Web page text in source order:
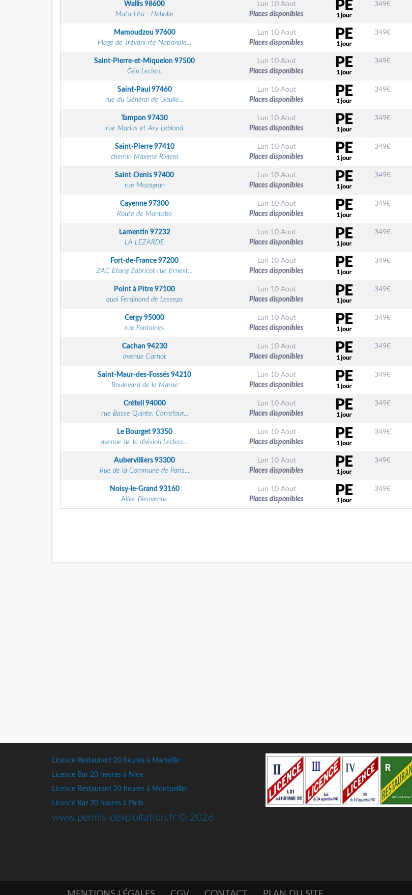
Wallis 98600
Mata-Utu - Hahake
Lun 10 Aout
Places disponibles
349€
Mamoudzou 97600
Plage de Trévani rte Nationale...
Lun 10 Aout
Places disponibles
349€
Saint-Pierre-et-Miquelon 97500
Gén Leclerc
Lun 10 Aout
Places disponibles
349€
Saint-Paul 97460
rue du Général de Gaulle...
Lun 10 Aout
Places disponibles
349€
Tampon 97430
rue Marius et Ary Leblond
Lun 10 Aout
Places disponibles
349€
Saint-Pierre 97410
chemin Maxime Riviera
Lun 10 Aout
Places disponibles
349€
Saint-Denis 97400
rue Mazagran
Lun 10 Aout
Places disponibles
349€
Cayenne 97300
Route de Montabo
Lun 10 Aout
Places disponibles
349€
Lamentin 97232
LA LEZARDE
Lun 10 Aout
Places disponibles
349€
Fort-de-France 97200
ZAC Etang Zabricot rue Ernest...
Lun 10 Aout
Places disponibles
349€
Point à Pitre 97100
quai Ferdinand de Lesseps
Lun 10 Aout
Places disponibles
349€
Cergy95000
rue Fontaines
Lun 10 Aout
Places disponibles
349€
Cachan 94230
avenue Carnot
Lun 10 Aout
Places disponibles
349€
Saint-Maur-des-Fossés 94210
Boulevard de la Marne
Lun 10 Aout
Places disponibles
349€
Créteil 94000
rue Basse Quinte, Carrefour...
Lun 10 Aout
Places disponibles
349€
Le Bourget 93350
avenue de la division Leclerc...
Lun 10 Aout
Places disponibles
349€
Aubervilliers 93300
Rue de la Commune de Paris...
Lun 10 Aout
Places disponibles
349€
Noisy-le-Grand 93160
Allee Bienvenue
Lun 10 Aout
Places disponibles
349€
Licence Restaurant 20 heures à Marseille
Licence Bar 20 heures à Nice
Licence Restaurant 20 heures à Montpellier
Licence Bar 20 heures à Paris
www.permis-dexploitation.fr © 2026